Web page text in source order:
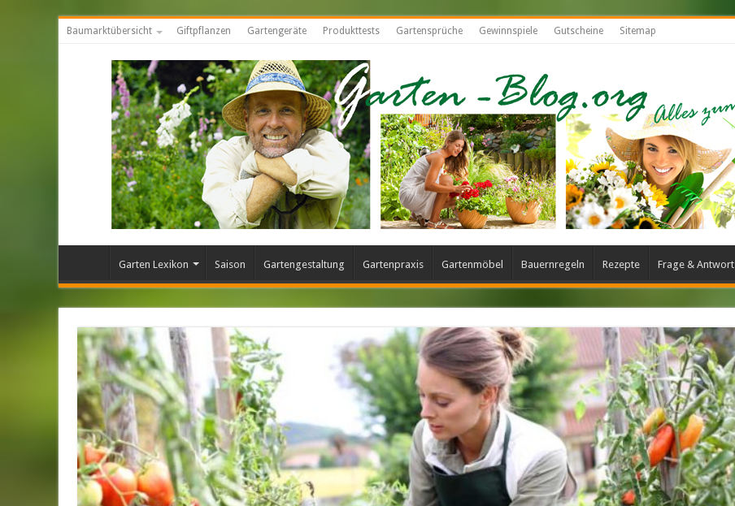
Baumarktübersicht Giftpflanzen Gartengeräte Produkttests Gartensprüche Gewinnspiele Gutscheine Sitemap
Garten Lexikon Saison Gartengestaltung Gartenpraxis Gartenmöbel Bauernregeln Rezepte Frage & Antwort